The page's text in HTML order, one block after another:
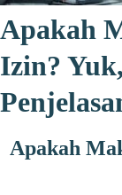
Apakah
Izin?
Apakah